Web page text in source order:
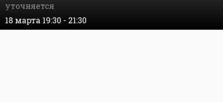
уточняется
18 марта 19:30 - 21:30